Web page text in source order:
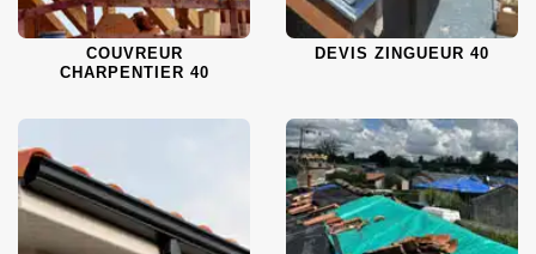
COUVREUR
CHARPENTIER 40
DEVIS ZINGUEUR 40